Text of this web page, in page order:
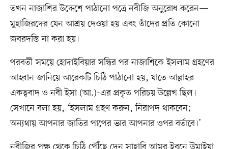
তখন নাজাশির উদ্দেশে পাঠানো পত্রে নবীজি অনুরোধ করেন—
মুহাজিরদের যেন আশ্রয় দেওয়া হয় এবং তাঁদের প্রতি কোনো
জবরদস্তি না করা হয়।
পরবর্তী সময়ে হোদাইবিয়ার সন্ধির পর নাজাশিকে ইসলাম গ্রহণের
আহ্বান জানিয়ে আরেকটি চিঠি পাঠানো হয়, যাতে আল্লাহর
একত্ববাদ ও নবী ইসা (আ.)-এর প্রকৃত পরিচয় উল্লেখ ছিল।
সেখানে বলা হয়, ‘ইসলাম গ্রহণ করুন, নিরাপদ থাকবেন;
অন্যথায় আপনার জাতির পাপের ভার আপনার ওপর বর্তাবে।’